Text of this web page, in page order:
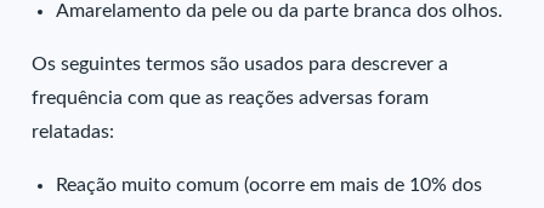
Amarelamento da pele ou da parte branca dos olhos.
Os seguintes termos são usados para descrever a
frequência com que as reações adversas foram
relatadas:
Reação muito comum (ocorre em mais de 10% dos